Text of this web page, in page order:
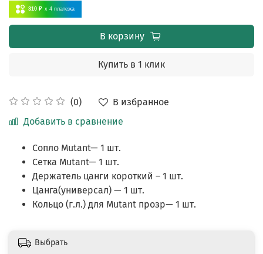
(0)
В избранное
Добавить в сравнение
310 ₽ x 4 платежа
В корзину
Купить в 1 клик
Сопло Mutant— 1 шт.
Сетка Mutant— 1 шт.
Держатель цанги короткий – 1 шт.
Цанга(универсал) — 1 шт.
Кольцо (г.л.) для Mutant прозр— 1 шт.
Выбрать